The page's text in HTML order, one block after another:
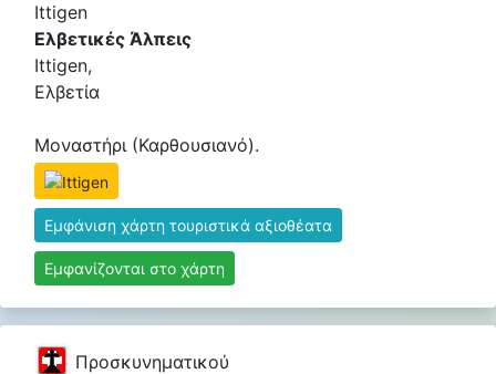
Ittigen
Ελβετικές Άλπεις
Ittigen,
Ελβετία
Μοναστήρι (Καρθουσιανό).
Εμφάνιση χάρτη τουριστικά αξιοθέατα
Εμφανίζονται στο χάρτη
Προσκυνηματικού